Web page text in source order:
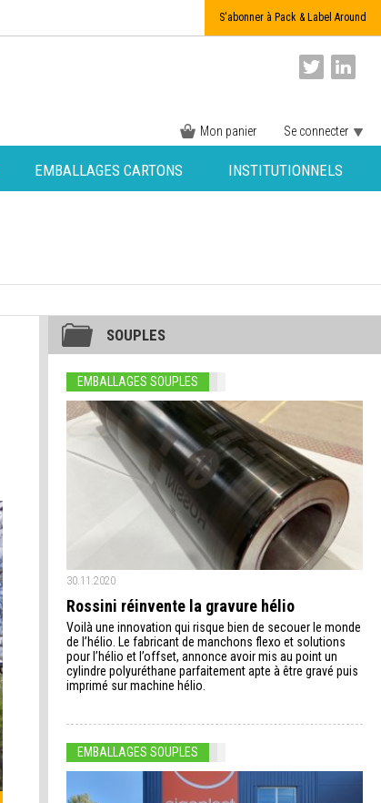
S'abonner à Pack & Label Around
Mon panier Se connecter
EMBALLAGES CARTONS INSTITUTIONNELS
SOUPLES
EMBALLAGES SOUPLES
30.11.2020
Rossini réinvente la gravure hélio
Voilà une innovation qui risque bien de secouer le monde
de l’hélio. Le fabricant de manchons flexo et solutions
pour l’hélio et l’offset, annonce avoir mis au point un
cylindre polyuréthane parfaitement apte à être gravé puis
imprimé sur machine hélio.
EMBALLAGES SOUPLES